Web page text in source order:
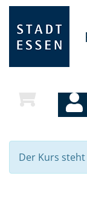
Der Kurs